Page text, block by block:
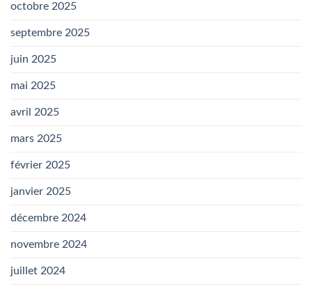
octobre 2025
septembre 2025
juin 2025
mai 2025
avril 2025
mars 2025
février 2025
janvier 2025
décembre 2024
novembre 2024
juillet 2024